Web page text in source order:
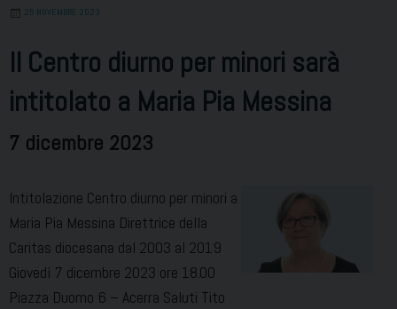
25 NOVEMBRE 2023
Il Centro diurno per minori sarà
intitolato a Maria Pia Messina
7 dicembre 2023
Intitolazione Centro diurno per minori a
Maria Pia Messina Direttrice della
Caritas diocesana dal 2003 al 2019
Giovedì 7 dicembre 2023 ore 18.00
Piazza Duomo 6 – Acerra Saluti Tito